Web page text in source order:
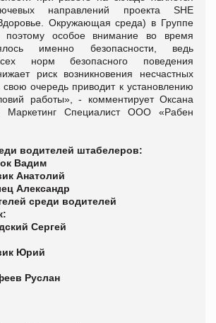
направлений проекта SHE
Окружающая среда) в Группе
особое внимание во время
именно безопасности, ведь
норм безопасного поведения
риск возникновения несчастных
очередь приводит к установлению
работы», - комментирует Оксана
Специалист ООО «Рабен
водителей штабелеров:
Вадим
Анатолий
Александр
среди водителей
Сергей
Юрий
Руслан